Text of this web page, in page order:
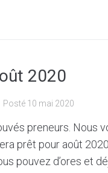
2020
Posté 10 mai 2020
preneurs. Nous
prêt pour août
pouvez d’ores et